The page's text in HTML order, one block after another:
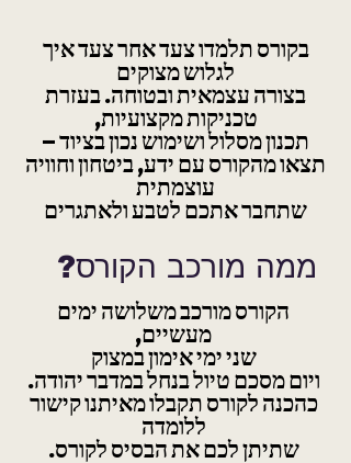
בקורס תלמדו צעד אחר צעד איך
לגלוש מצוקים
בצורה עצמאית ובטוחה. בעזרת
טכניקות מקצועיות,
תכנון מסלול ושימוש נכון בציוד –
תצאו מהקורס עם ידע, ביטחון וחוויה
עוצמתית
שתחבר אתכם לטבע ולאתגרים
?ממה מורכב הקורס
הקורס מורכב משלושה ימים
מעשיים,
שני ימי אימון במצוק
ויום מסכם טיול בנחל במדבר יהודה.
כהכנה לקורס תקבלו מאיתנו קישור
ללומדה
שתיתן לכם את הבסיס לקורס.